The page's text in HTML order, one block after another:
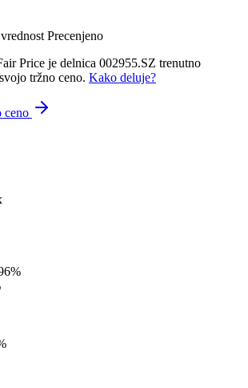
Precenjeno
Price je delnica 002955.SZ trenutno
tržno ceno. Kako deluje?
ceno